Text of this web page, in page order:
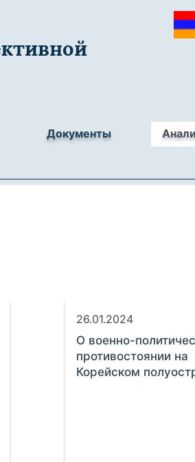
Документы
26.01.2024
О военно-
противостоянии на
Корейском